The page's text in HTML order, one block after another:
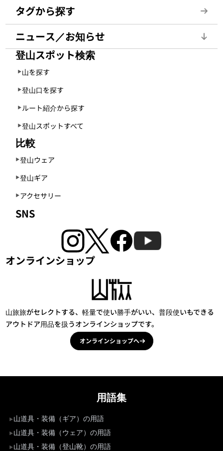
タグから探す
ニュース／お知らせ
登山スポット検索
山を探す
登山口を探す
ルート紹介から探す
登山スポットすべて
比較
登山ウェア
登山ギア
アクセサリー
SNS
オンラインショップ
山旅旅がセレクトする、軽量で使い勝手がいい、普段使いもできる
アウトドア用品を扱うオンラインショップです。
オンラインショップへ
用語集
山道具・装備（ギア）の用語
山道具・装備（ウェア）の用語
山道具・装備（登山靴）の用語